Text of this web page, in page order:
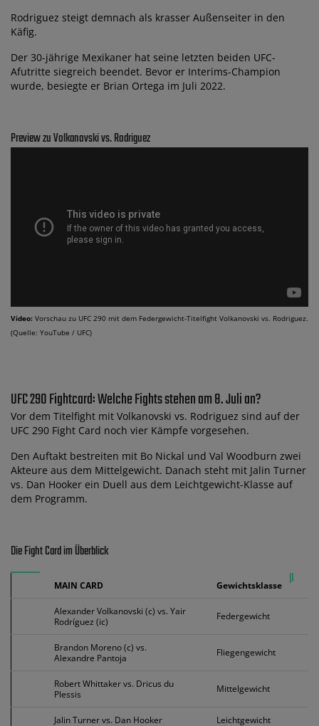
Rodriguez steigt demnach als krasser Außenseiter in den
Käfig.
Der 30-jährige Mexikaner hat seine letzten beiden UFC-
Afutritte siegreich beendet. Bevor er Interims-Champion
wurde, besiegte er Brian Ortega im Juli 2022.
Preview zu Volkanovski vs. Rodriguez
Video: Vorschau zu UFC 290 mit dem Federgewicht-Titelfight Volkanovski vs. Rodriguez.
(Quelle: YouTube / UFC)
UFC 290 Fightcard: Welche Fights stehen am 8. Juli an?
Vor dem Titelfight mit Volkanovski vs. Rodriguez sind auf der
UFC 290 Fight Card noch vier Kämpfe vorgesehen.
Den Auftakt bestreiten mit Bo Nickal und Val Woodburn zwei
Akteure aus dem Mittelgewicht. Danach steht mit Jalin Turner
vs. Dan Hooker ein Duell aus dem Leichtgewicht-Klasse auf
dem Programm.
Die Fight Card im Überblick
MAIN CARD Gewichtsklasse
Alexander Volkanovski (c) vs. Yair
Rodríguez (ic)
Federgewicht
Brandon Moreno (c) vs.
Alexandre Pantoja
Fliegengewicht
Robert Whittaker vs. Dricus du
Plessis
Mittelgewicht
Jalin Turner vs. Dan Hooker Leichtgewicht